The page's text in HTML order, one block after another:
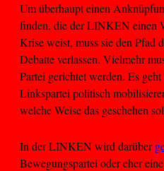
Um überhaupt einen
finden, die der LINKEN einen
Krise weist, muss sie den Pfad
Debatte verlassen. Vielmehr
Partei gerichtet werden. Es
Linkspartei politisch
welche Weise das geschehen
In der LINKEN wird darüber
Bewegungspartei oder eher